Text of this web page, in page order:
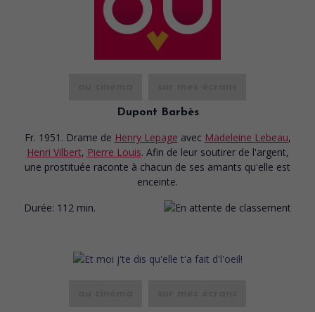
Dupont Barbès
Fr. 1951. Drame de Henry Lepage avec Madeleine Lebeau,
Henri Vilbert, Pierre Louis. Afin de leur soutirer de l'argent,
une prostituée raconte à chacun de ses amants qu'elle est
enceinte.
Durée: 112 min.